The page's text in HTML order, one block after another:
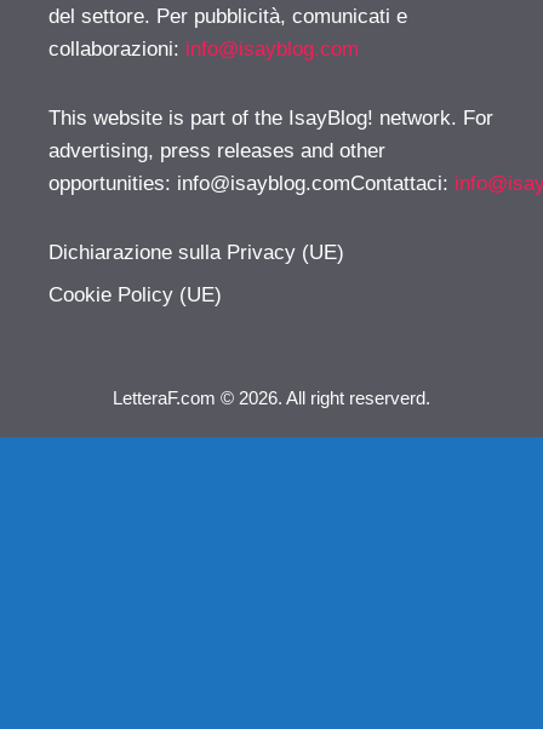
del settore. Per pubblicità, comunicati e
collaborazioni: info@isayblog.com
This website is part of the IsayBlog! network. For
advertising, press releases and other
opportunities: info@isayblog.comContattaci:
Dichiarazione sulla Privacy (UE)
Cookie Policy (UE)
LetteraF.com © 2026. All right reserverd.